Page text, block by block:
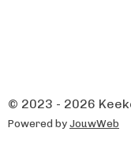
© 2023 - 2026
Powered byJouwWeb